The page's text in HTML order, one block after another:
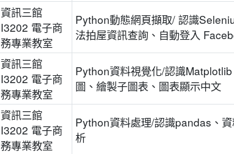
資訊三館
I3202 電子商
務專業教室
Python動態網頁擷取/ 認識
法拍屋資訊查詢、自動登入
資訊三館
I3202 電子商
務專業教室
Python資料視覺化/認識
圖、繪製子圖表、圖表顯示中文
資訊三館
I3202 電子商
務專業教室
Python資料處理/認識pandas、
析